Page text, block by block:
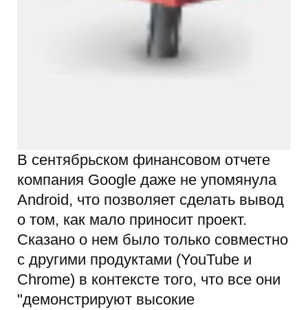
В сентябрьском финансовом отчете
компания Google даже не упомянула
Android, что позволяет сделать вывод
о том, как мало приносит проект.
Сказано о нем было только совместно
с другими продуктами (YouTube и
Chrome) в контексте того, что все они
"демонстрируют высокие